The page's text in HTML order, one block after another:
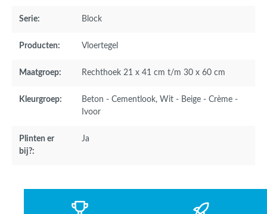
Serie: Block
Producten: Vloertegel
Maatgroep: Rechthoek 21 x 41 cm t/m 30 x 60 cm
Kleurgroep: Beton - Cementlook, Wit - Beige - Crème -
Ivoor
Plinten er
bij?:
Ja